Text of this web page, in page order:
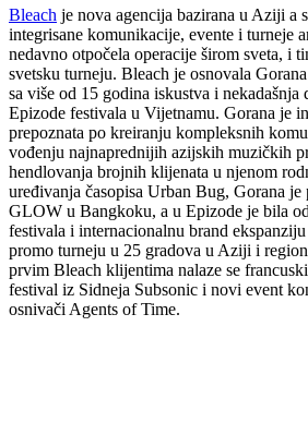
Bleach je nova agencija bazirana u Aziji a
integrisane komunikacije, evente i turneje
nedavno otpočela operacije širom sveta, i
svetsku turneju. Bleach je osnovala
sa više od 15 godina iskustva i
Epizode festivala u Vijetnamu. Gorana je
prepoznata po kreiranju kompleksnih
vođenju najnaprednijih azijskih muzičkih
hendlovanja brojnih klijenata u njenom
uređivanja časopisa Urban Bug, Gorana
GLOW u Bangkoku, a u Epizode je bila
festivala i internacionalnu brand
promo turneju u 25 gradova u Aziji i
prvim Bleach klijentima nalaze se
festival iz Sidneja Subsonic i novi event
osnivači Agents of Time.